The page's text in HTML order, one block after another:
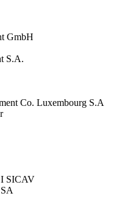
GmbH
S.A.
Co. Luxembourg S.A
SICAV